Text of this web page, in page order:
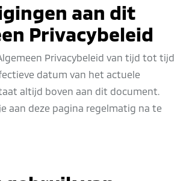
aan dit
Privacybeleid
Privacybeleid van tijd tot tijd
datum van het actuele
altijd boven aan dit document.
aan deze pagina regelmatig na te